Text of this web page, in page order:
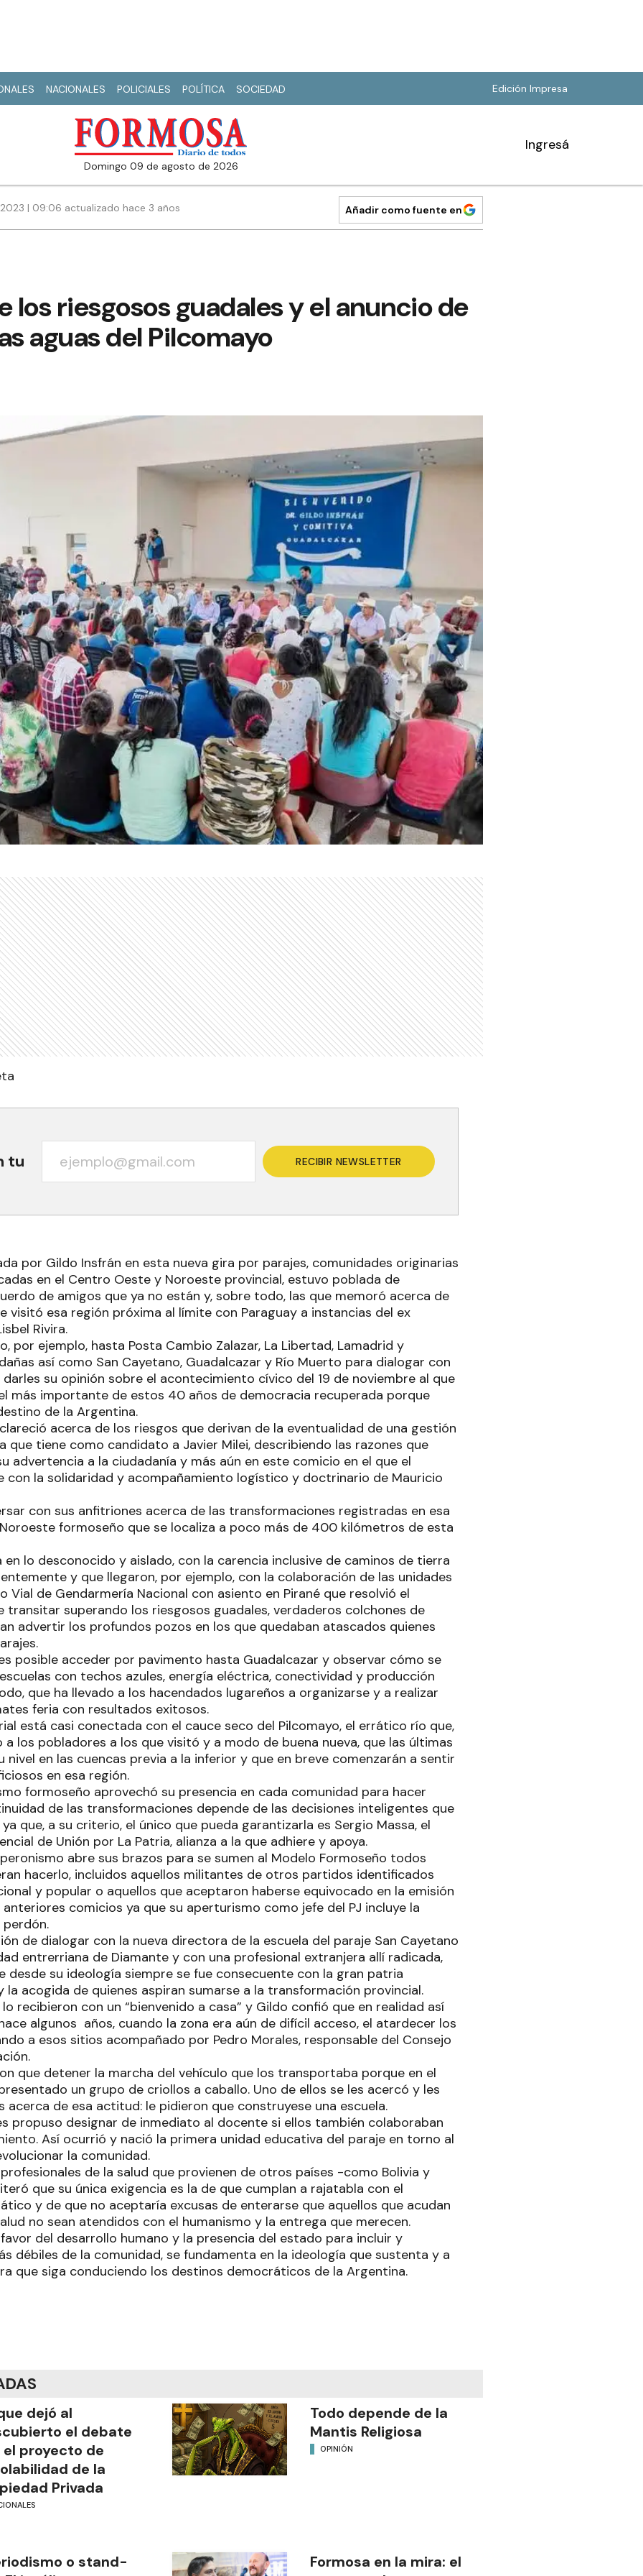
NACIONALES POLICIALES POLÍTICA SOCIEDAD Edición Impresa
domingo 09 de agosto de 2026
Ingresá
| 09:06 actualizado hace 3 años Añadir como fuente en
los riesgosos guadales y el anuncio de
aguas del Pilcomayo
tu RECIBIR NEWSLETTER
por Gildo Insfrán en esta nueva gira por parajes, comunidades originarias
en el Centro Oeste y Noroeste provincial, estuvo poblada de
de amigos que ya no están y, sobre todo, las que memoró acerca de
visitó esa región próxima al límite con Paraguay a instancias del ex
Rivira.
por ejemplo, hasta Posta Cambio Zalazar, La Libertad, Lamadrid y
así como San Cayetano, Guadalcazar y Río Muerto para dialogar con
su opinión sobre el acontecimiento cívico del 19 de noviembre al que
más importante de estos 40 años de democracia recuperada porque
de la Argentina.
acerca de los riesgos que derivan de la eventualidad de una gestión
que tiene como candidato a Javier Milei, describiendo las razones que
advertencia a la ciudadanía y más aún en este comicio en el que el
con la solidaridad y acompañamiento logístico y doctrinario de Mauricio
con sus anfitriones acerca de las transformaciones registradas en esa
formoseño que se localiza a poco más de 400 kilómetros de esta
en lo desconocido y aislado, con la carencia inclusive de caminos de tierra
y que llegaron, por ejemplo, con la colaboración de las unidades
Vial de Gendarmería Nacional con asiento en Pirané que resolvió el
transitar superando los riesgosos guadales, verdaderos colchones de
advertir los profundos pozos en los que quedaban atascados quienes
posible acceder por pavimento hasta Guadalcazar y observar cómo se
con techos azules, energía eléctrica, conectividad y producción
que ha llevado a los hacendados lugareños a organizarse y a realizar
feria con resultados exitosos.
está casi conectada con el cauce seco del Pilcomayo, el errático río que,
a los pobladores a los que visitó y a modo de buena nueva, que las últimas
nivel en las cuencas previa a la inferior y que en breve comenzarán a sentir
en esa región.
formoseño aprovechó su presencia en cada comunidad para hacer
de las transformaciones depende de las decisiones inteligentes que
que, a su criterio, el único que pueda garantizarla es Sergio Massa, el
de Unión por La Patria, alianza a la que adhiere y apoya.
abre sus brazos para se sumen al Modelo Formoseño todos
hacerlo, incluidos aquellos militantes de otros partidos identificados
y popular o aquellos que aceptaron haberse equivocado en la emisión
comicios ya que su aperturismo como jefe del PJ incluye la
de dialogar con la nueva directora de la escuela del paraje San Cayetano
entrerriana de Diamante y con una profesional extranjera allí radicada,
desde su ideología siempre se fue consecuente con la gran patria
la acogida de quienes aspiran sumarse a la transformación provincial.
recibieron con un “bienvenido a casa” y Gildo confió que en realidad así
algunos años, cuando la zona era aún de difícil acceso, el atardecer los
a esos sitios acompañado por Pedro Morales, responsable del Consejo
que detener la marcha del vehículo que los transportaba porque en el
un grupo de criollos a caballo. Uno de ellos se les acercó y les
acerca de esa actitud: le pidieron que construyese una escuela.
propuso designar de inmediato al docente si ellos también colaboraban
Así ocurrió y nació la primera unidad educativa del paraje en torno al
la comunidad.
de la salud que provienen de otros países -como Bolivia y
que su única exigencia es la de que cumplan a rajatabla con el
y de que no aceptaría excusas de enterarse que aquellos que acudan
no sean atendidos con el humanismo y la entrega que merecen.
del desarrollo humano y la presencia del estado para incluir y
débiles de la comunidad, se fundamenta en la ideología que sustenta y a
que siga conduciendo los destinos democráticos de la Argentina.
dejó al
el debate
proyecto de
de la
Privada
Todo depende de la
Mantis Religiosa
OPINIÓN
o stand-
Formosa en la mira: el